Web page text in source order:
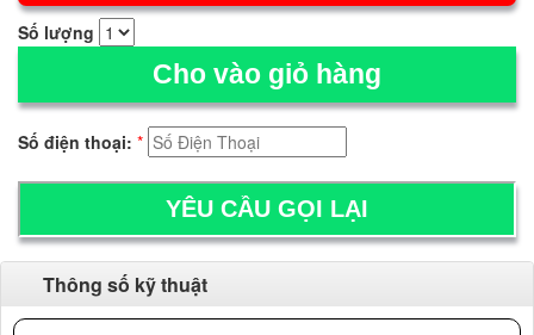
Số lượng
Cho vào giỏ hàng
Số điện thoại: *
Thông số kỹ thuật